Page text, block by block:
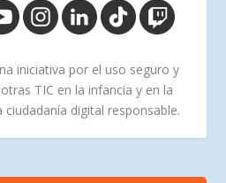
iniciativa por el uso seguro y
TIC en la infancia y en la
digital responsable.